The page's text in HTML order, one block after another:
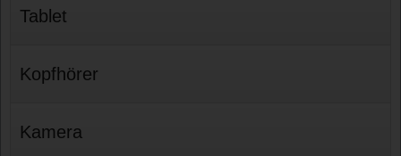
Tablet
Kopfhörer
Kamera